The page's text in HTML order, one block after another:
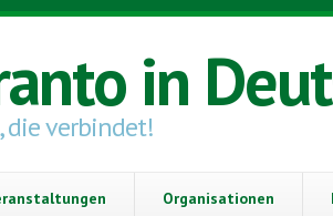
in
die verbindet!
Organisationen